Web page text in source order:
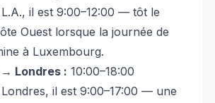
L.A., il est 9:00–12:00 — tôt le
Ouest lorsque la journée de
à Luxembourg.
Londres : 10:00–18:00
Londres, il est 9:00–17:00 — une